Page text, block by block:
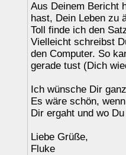
Aus Deinem Bericht
hast, Dein Leben zu
Toll finde ich den
Vielleicht schreibst
den Computer. So
gerade tust (Dich
Ich wünsche Dir
Es wäre schön,
Dir ergaht und wo
Liebe Grüße,
Fluke